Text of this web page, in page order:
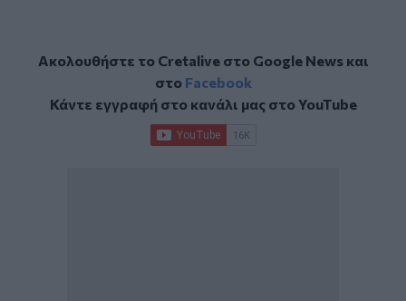
Ακολουθήστε το Cretalive στο Google Newsκαι
στο Facebook
Κάντε εγγραφή στο κανάλι μας στοYouTube